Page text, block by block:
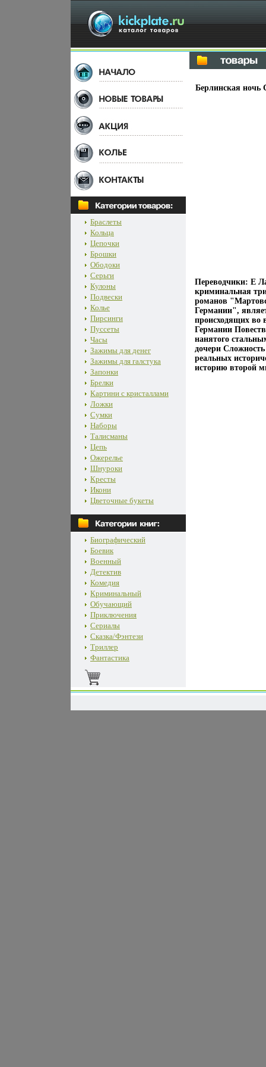
Браслеты
Кольца
Цепочки
Брошки
Ободоки
Серьги
Кулоны
Подвески
Колье
Пирсинги
Пуссеты
Часы
Зажимы для денег
Зажимы для галстука
Запонки
Брелки
Картини с кристаллами
Ложки
Сумки
Наборы
Талисманы
Цепь
Ожерелье
Шнуроки
Кресты
Икони
Цветочные букеты
Биографический
Боевик
Военный
Детектив
Комедия
Криминальный
Обучающий
Приключения
Сериалы
Сказка/Фэнтези
Триллер
Фантастика
Берлинская ночь
Переводчики: Е
криминальная
романов
Германии",
происходящих во
Германии
нанятого
дочери
реальных
историю второй